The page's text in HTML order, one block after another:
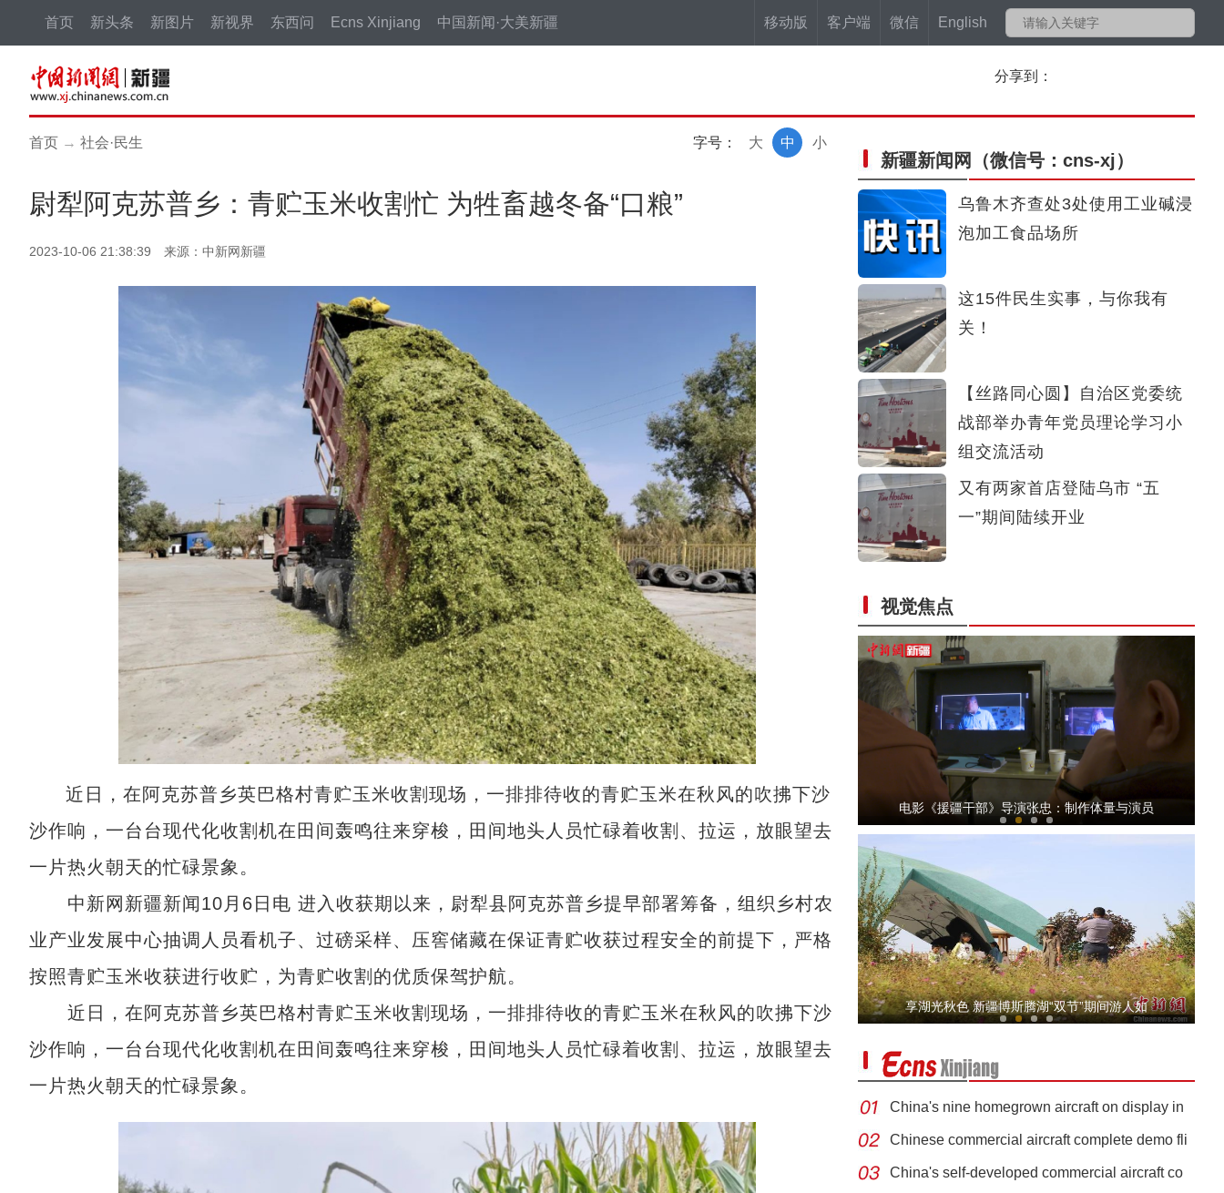
移动版 客户端 微信 English
首页 新头条 新图片 新视界 东西问 Ecns Xinjiang 中国新闻·大美新疆
分享到：
首页 → 社会·民生 字号： 小
中
大
尉犁阿克苏普乡：青贮玉米收割忙 为牲畜越冬备“口粮”
2023-10-06 21:38:39 来源：中新网新疆
近日，在阿克苏普乡英巴格村青贮玉米收割现场，一排排待收的青贮玉米在秋风的吹拂下沙
沙作响，一台台现代化收割机在田间轰鸣往来穿梭，田间地头人员忙碌着收割、拉运，放眼望去
一片热火朝天的忙碌景象。
中新网新疆新闻10月6日电 进入收获期以来，尉犁县阿克苏普乡提早部署筹备，组织乡村农
业产业发展中心抽调人员看机子、过磅采样、压窖储藏在保证青贮收获过程安全的前提下，严格
按照青贮玉米收获进行收贮，为青贮收割的优质保驾护航。
近日，在阿克苏普乡英巴格村青贮玉米收割现场，一排排待收的青贮玉米在秋风的吹拂下沙
沙作响，一台台现代化收割机在田间轰鸣往来穿梭，田间地头人员忙碌着收割、拉运，放眼望去
一片热火朝天的忙碌景象。
新疆新闻网 （微信号：cns-xj）
乌鲁木齐查处3处使用工业碱浸
泡加工食品场所
这15件民生实事，与你我有
关！
【丝路同心圆】自治区党委统
战部举办青年党员理论学习小
组交流活动
又有两家首店登陆乌市 “五
一”期间陆续开业
视觉焦点
新疆沙雅县：多彩校园活动喜迎欢度双节
新疆阿克苏：国家湿地公园“美颜”迎国庆
电影《援疆干部》导演张忠：制作体量与演员
青年演员赫林：对影片的完成充满期待
享湖光秋色 新疆博斯腾湖“双节”期间游人如
China's nine homegrown aircraft on display in
Chinese commercial aircraft complete demo fli
China's self-developed commercial aircraft co